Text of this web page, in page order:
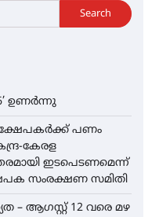
Search
ഉണർന്നു
പണം
കേരള
ഇടപെടണമെന്ന്
സംരക്ഷണ സമിതി
– ആഗസ്റ്റ് 12 വരെ മഴ